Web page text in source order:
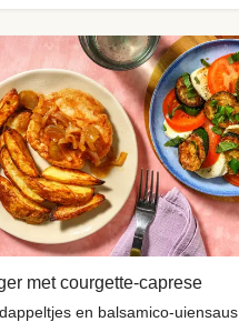
met courgette-caprese
en balsamico-uiensaus